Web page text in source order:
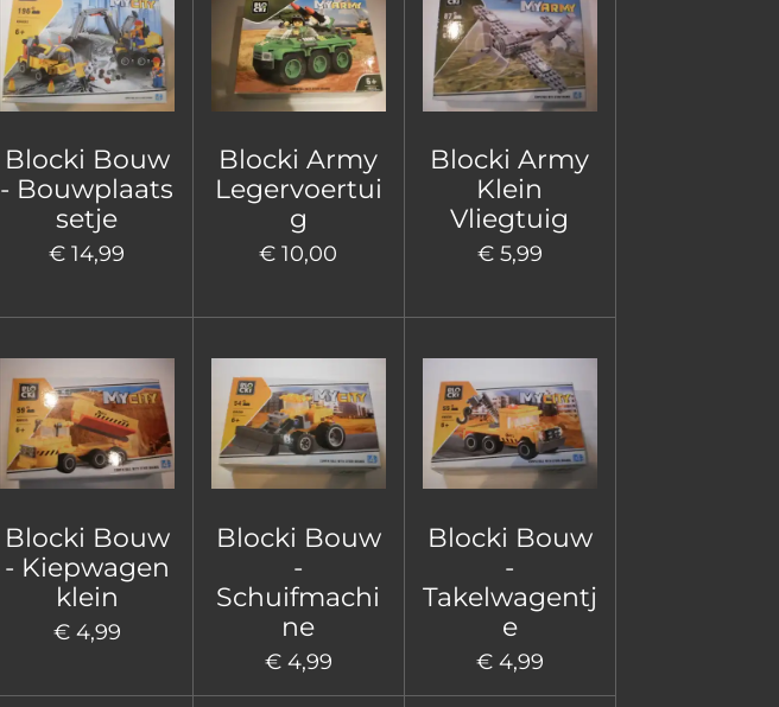
Blocki Bouw
- Bouwplaats
setje
€ 14,99
Blocki Army
Legervoertui
g
€ 10,00
Blocki Army
Klein
Vliegtuig
€ 5,99
Blocki Bouw
- Kiepwagen
klein
€ 4,99
Blocki Bouw
-
Schuifmachi
ne
€ 4,99
Blocki Bouw
-
Takelwagentj
e
€ 4,99